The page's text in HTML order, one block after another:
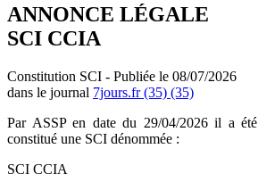
ANNONCE LÉGALE
SCI CCIA
Constitution SCI - Publiée le 08/07/2026
dans le journal 7jours.fr (35) (35)
Par ASSP en date du 29/04/2026 il a été
constitué une SCI dénommée :
SCI CCIA